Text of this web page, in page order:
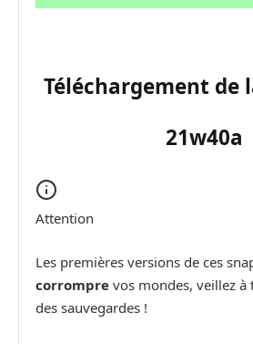
Téléchargement de
21w40a
Attention
Les premières versions de ces
corrompre vos mondes, veillez
des sauvegardes !